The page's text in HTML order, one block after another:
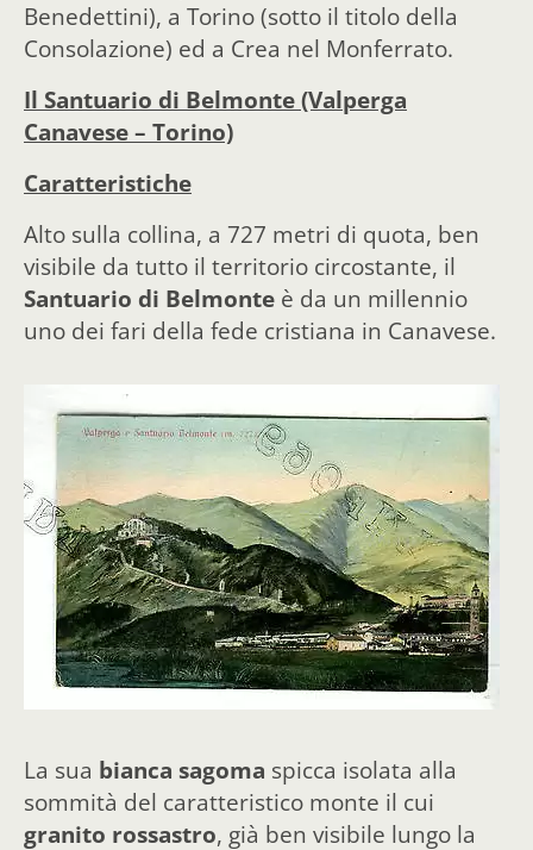
Benedettini), a Torino (sotto il titolo della
Consolazione) ed a Crea nel Monferrato.
Il Santuario di Belmonte (Valperga
Canavese – Torino)
Caratteristiche
Alto sulla collina, a 727 metri di quota, ben
visibile da tutto il territorio circostante, il
Santuario di Belmonte è da un millennio
uno dei fari della fede cristiana in Canavese.
La sua bianca sagoma spicca isolata alla
sommità del caratteristico monte il cui
granito rossastro, già ben visibile lungo la